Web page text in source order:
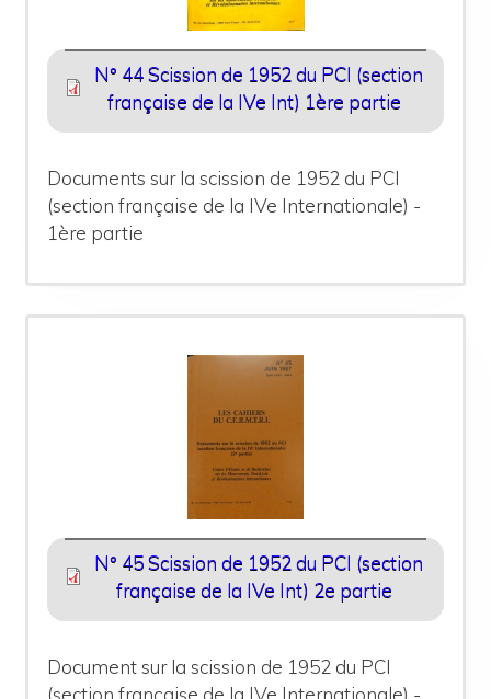
N° 44 Scission de 1952 du PCI (section
française de la IVe Int) 1ère partie
Documents sur la scission de 1952 du PCI
(section française de la IVe Internationale) -
1ère partie
N° 45 Scission de 1952 du PCI (section
française de la IVe Int) 2e partie
Document sur la scission de 1952 du PCI
(section française de la IVe Internationale) -